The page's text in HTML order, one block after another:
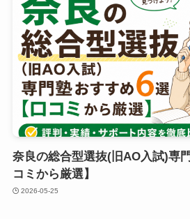
奈良の総合型選抜(旧AO入試)専
コミから厳選】
2026-05-25